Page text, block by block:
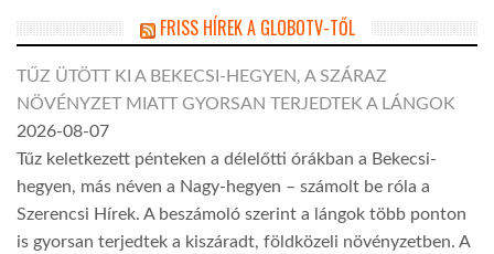
FRISS HÍREK A GLOBOTV-TŐL
TŰZ ÜTÖTT KI A BEKECSI-HEGYEN, A SZÁRAZ
NÖVÉNYZET MIATT GYORSAN TERJEDTEK A LÁNGOK
2026-08-07
Tűz keletkezett pénteken a délelőtti órákban a Bekecsi-
hegyen, más néven a Nagy-hegyen – számolt be róla a
Szerencsi Hírek. A beszámoló szerint a lángok több ponton
is gyorsan terjedtek a kiszáradt, földközeli növényzetben. A